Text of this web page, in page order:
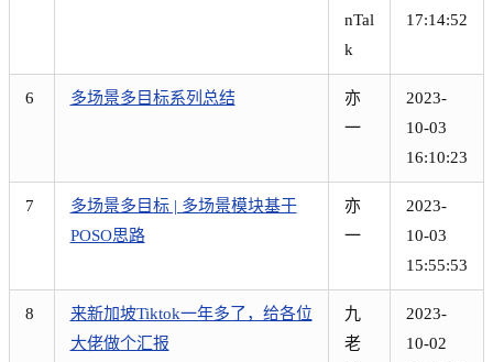
nTal
k
17:14:52
6 多场景多目标系列总结
亦
一
2023-
10-03
16:10:23
7
多场景多目标 | 多场景模块基于
POSO思路
亦
一
2023-
10-03
15:55:53
8
来新加坡Tiktok一年多了，给各位
大佬做个汇报
九
老
2023-
10-02